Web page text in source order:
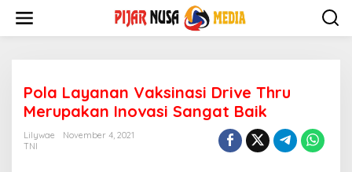
content
Pola Layanan Vaksinasi Drive Thru
Merupakan Inovasi Sangat Baik
Lilywae
November 4, 2021
TNI